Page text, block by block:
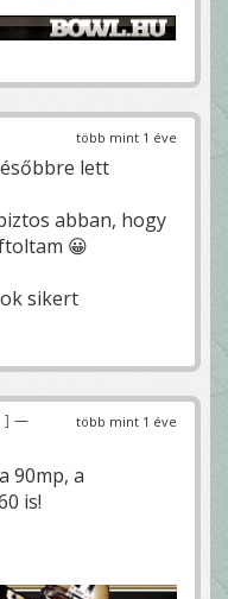
több mint 1 éve
lett
abban, hogy
😀
sikert
több mint 1 éve
—
90mp, a
is!